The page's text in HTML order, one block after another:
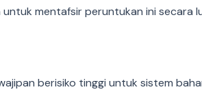
mentafsir peruntukan ini secara
berisiko tinggi untuk sistem